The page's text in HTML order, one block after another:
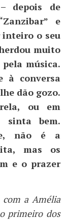
depois de
e
inteiro o seu
muito
música.
à conversa
dão gozo.
ou em
sinta bem.
não é a
mas os
e o prazer
a Amélia
primeiro dos